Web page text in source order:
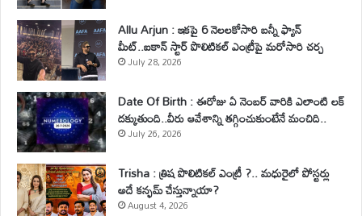
Allu Arjun : ఇకపై 6 నెలలకోసారి బన్నీ ఫ్యాన్
మీట్..ఐకాన్ స్టార్ పొలిటికల్ ఎంట్రీపై మరోసారి చర్చ
July 28, 2026
Date Of Birth : ఈరోజు ఏ నెంబర్ వారికి ఎలాంటి లక్
దక్కుతుంది..వీరు ఆవేశాన్ని తగ్గించుకుంటేనే మంచిది..
July 26, 2026
Trisha : త్రిష పొలిటికల్ ఎంట్రీ ?.. మధురైలో పోస్టర్లు
అదే కన్ఫమ్ చేస్తున్నాయా?
August 4, 2026